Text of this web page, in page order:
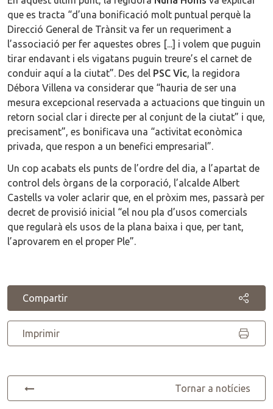
que es tracta “d’una bonificació molt puntual perquè la
Direcció General de Trànsit va fer un requeriment a
l’associació per fer aquestes obres [...] i volem que puguin
tirar endavant i els vigatans puguin treure’s el carnet de
conduir aquí a la ciutat”. Des del PSC Vic, la regidora
Débora Villena va considerar que “hauria de ser una
mesura excepcional reservada a actuacions que tinguin un
retorn social clar i directe per al conjunt de la ciutat” i que,
precisament”, es bonificava una “activitat econòmica
privada, que respon a un benefici empresarial”.
Un cop acabats els punts de l’ordre del dia, a l’apartat de
control dels òrgans de la corporació, l’alcalde Albert
Castells va voler aclarir que, en el pròxim mes, passarà per
decret de provisió inicial “el nou pla d’usos comercials
que regularà els usos de la plana baixa i que, per tant,
l’aprovarem en el proper Ple”.
Compartir
Imprimir
Tornar a notícies